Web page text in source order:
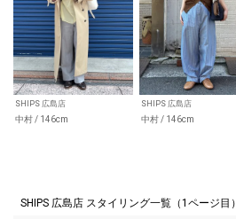
SHIPS 広島店
中村 / 146cm
SHIPS 広島店
中村 / 146cm
SHIPS 広島店 スタイリング一覧（1ページ目）